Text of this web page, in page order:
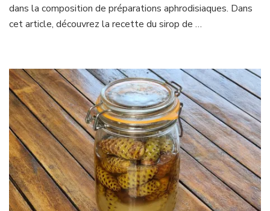
dans la composition de préparations aphrodisiaques. Dans
cet article, découvrez la recette du sirop de …